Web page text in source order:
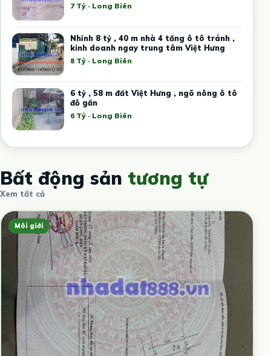
7 Tỷ · Long Biên
Nhỉnh 8 tỷ , 40 m nhà 4 tầng ô tô tránh ,
kinh doanh ngay trung tâm Việt Hưng
8 Tỷ · Long Biên
6 tỷ , 58 m đất Việt Hưng , ngõ nông ô tô
đỗ gần
6 Tỷ · Long Biên
Bất động sản tương tự
Xem tất cả
Môi giới